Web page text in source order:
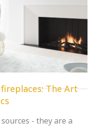
The Art
- they are a